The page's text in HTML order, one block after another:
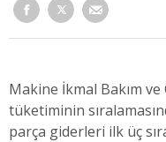
Makine İkmal Bakım ve
tüketiminin
parça giderleri ilk üç